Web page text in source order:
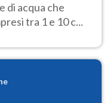
di acqua che
tra 1 e 10 c...